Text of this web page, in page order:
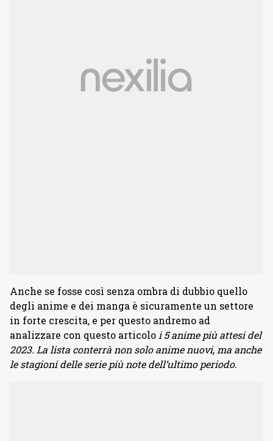
Anche se fosse così senza ombra di dubbio quello
degli anime e dei manga è sicuramente un settore
in forte crescita, e per questo andremo ad
analizzare con questo articolo i 5 anime più attesi del
2023. La lista conterrà non solo anime nuovi, ma anche
le stagioni delle serie più note dell’ultimo periodo.